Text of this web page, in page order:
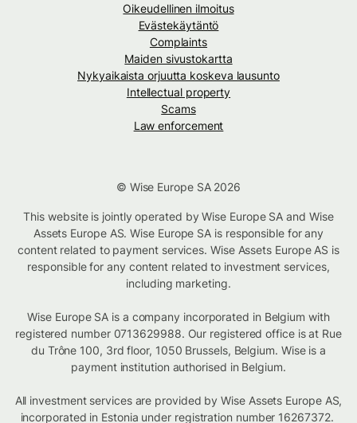
Oikeudellinen ilmoitus
Evästekäytäntö
Complaints
Maiden sivustokartta
Nykyaikaista orjuutta koskeva lausunto
Intellectual property
Scams
Law enforcement
© Wise Europe SA 2026
This website is jointly operated by Wise Europe SA and Wise
Assets Europe AS. Wise Europe SA is responsible for any
content related to payment services. Wise Assets Europe AS is
responsible for any content related to investment services,
including marketing.
Wise Europe SA is a company incorporated in Belgium with
registered number 0713629988. Our registered office is at Rue
du Trône 100, 3rd floor, 1050 Brussels, Belgium. Wise is a
payment institution authorised in Belgium.
All investment services are provided by Wise Assets Europe AS,
incorporated in Estonia under registration number 16267372.